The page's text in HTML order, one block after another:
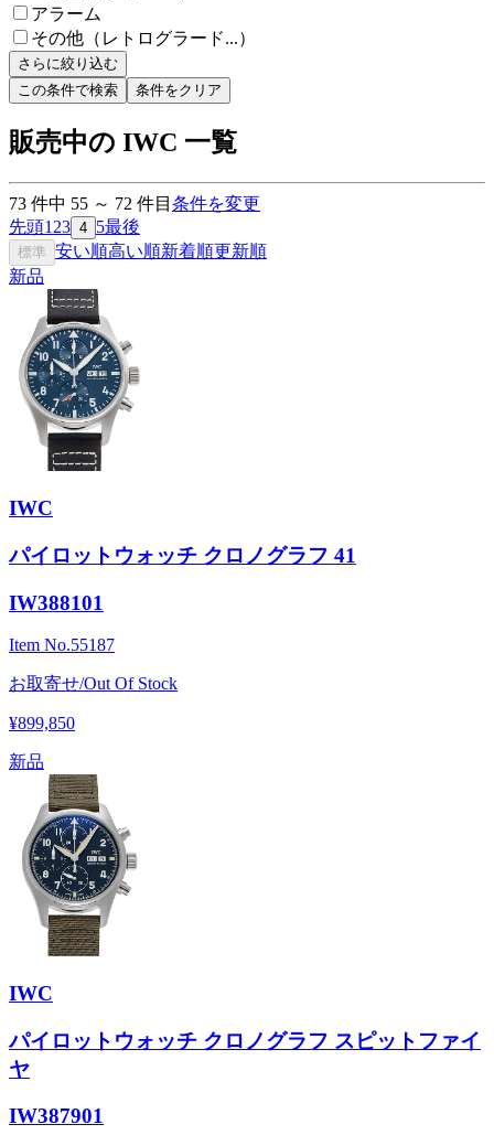
アラーム
その他（レトログラード...）
さらに絞り込む
この条件で検索
条件をクリア
販売中の IWC 一覧
73 件中 55 ～ 72 件目 条件を変更
先頭1 23 4 5最後
標準 安い順高い順新着順更新順
新品
IWC
パイロットウォッチ クロノグラフ 41
IW388101
Item No.55187
お取寄せ/Out Of Stock
¥899,850
新品
IWC
パイロットウォッチ クロノグラフ スピットファイ
ヤ
IW387901